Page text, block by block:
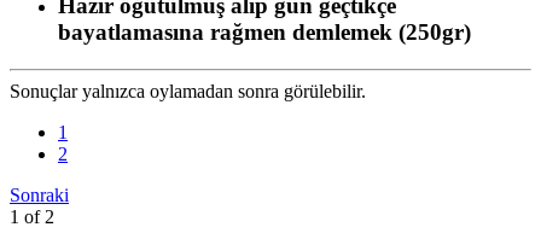
Hazır öğütülmüş alıp gün geçtikçe
bayatlamasına rağmen demlemek (250gr)
Sonuçlar yalnızca oylamadan sonra görülebilir.
1
2
Sonraki
1 of 2